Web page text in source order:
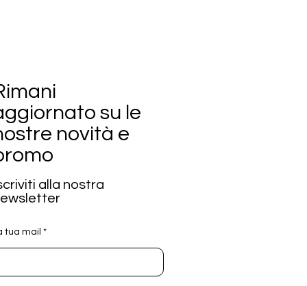
su le
novità e
alla nostra
tua mail